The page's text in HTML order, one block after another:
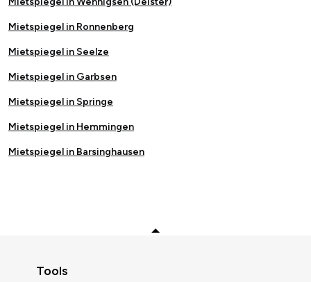
Mietspiegel in Ronnenberg
Mietspiegel in Seelze
Mietspiegel in Garbsen
Mietspiegel in Springe
Mietspiegel in Hemmingen
Mietspiegel in Barsinghausen
Tools